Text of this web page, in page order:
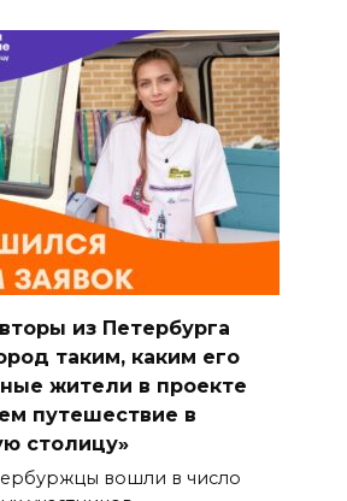
из Петербурга
таким, каким его
жители в проекте
путешествие в
столицу»
вошли в число